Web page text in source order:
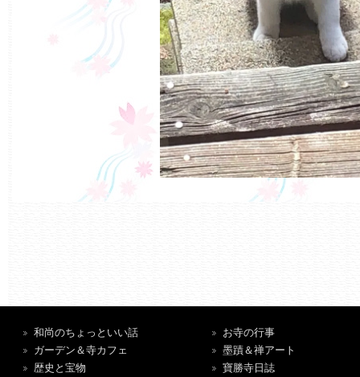
和尚のちょっといい話
ガーデン＆寺カフェ
歴史と宝物
お寺の行事
墨蹟＆禅アート
寶勝寺日誌